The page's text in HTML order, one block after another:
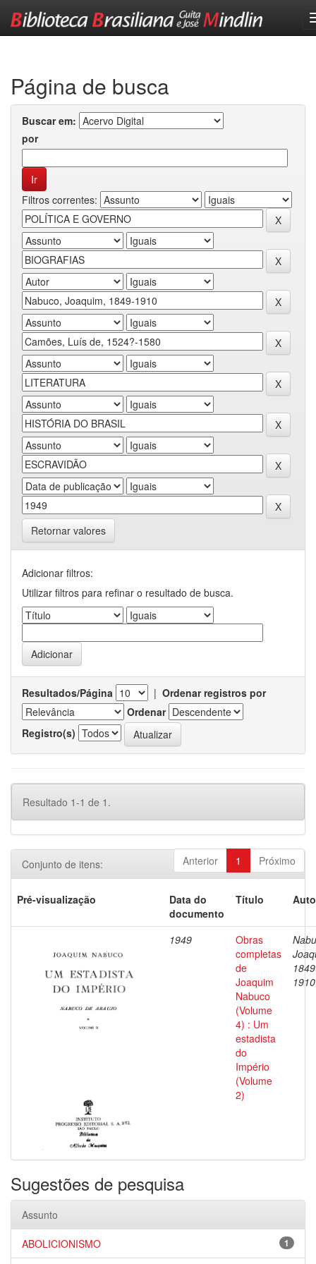
Página de busca
Buscar em:
por
Filtros correntes:
Retornar valores
Adicionar filtros:
Utilizar filtros para refinar o resultado de busca.
Resultados/Página | Ordenar registros por
Ordenar
Registro(s)
Resultado 1-1 de 1.
Anterior 1 Próximo
Conjunto de itens:
Pré-visualização
Data do
documento
Título
1949
Obras
completas
de
Joaquim
Nabuco
(Volume
4) : Um
estadista
do
Império
(Volume
2)
1910
Sugestões de pesquisa
Assunto
1
ABOLICIONISMO